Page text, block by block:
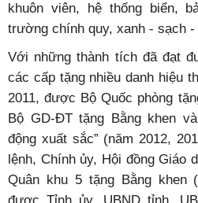
khuôn viên, hệ thống biển,
trường chính quy, xanh - sạch -
Với những thành tích đã đạt
các cấp tặng nhiều danh hiệu
2011, được Bộ Quốc phòng
Bộ GD-ĐT tặng Bằng khen
động xuất sắc” (năm 2012,
lệnh, Chính ủy, Hội đồng Giáo
Quân khu 5 tặng Bằng khen
được Tỉnh ủy, UBND tỉnh,